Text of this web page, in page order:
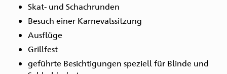
Skat- und Schachrunden
Besuch einer Karnevalssitzung
Ausflüge
Grillfest
geführte Besichtigungen speziell für Blinde und